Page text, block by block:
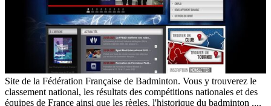
Site de la Fédération Française de Badminton. Vous y trouverez le
classement national, les résultats des compétitions nationales et des
équipes de France ainsi que les règles, l'historique du badminton ....